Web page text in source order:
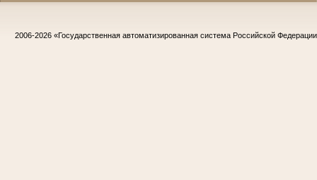
2006-2026 «Государственная автоматизированная система Российской